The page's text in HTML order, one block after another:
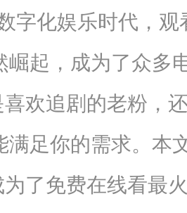
字化娱乐时代，
崛起，成为了众多
欢追剧的老粉，
满足你的需求。本
为了免费在线看最